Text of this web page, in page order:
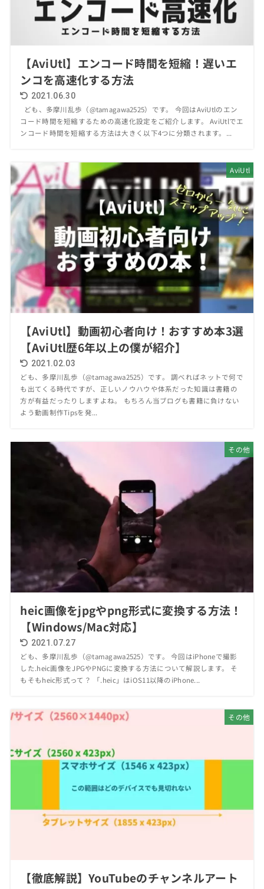
【AviUtl】エンコード時間を短縮！遅いエ
ンコを高速化する方法
2021.06.30
ども、多摩川乱歩（@tamagawa2525）です。 今回はAviUtlのエン
コード時間を短縮するための高速化設定をご紹介します。 AviUtlでエ
ンコード時間を短縮する方法は大きく以下4つに分類されます。...
AviUtl
【AviUtl】動画初心者向け！おすすめ本3選
【AviUtl歴6年以上の僕が紹介】
2021.02.03
ども、多摩川乱歩（@tamagawa2525）です。 調べればネットで何で
も出てくる時代ですが、正しいノウハウや体系だった知識は書籍の
方が有益だったりしますよね。 もちろん当ブログも書籍に負けない
よう動画制作Tipsを発...
その他
heic画像をjpgやpng形式に変換する方法！
【Windows/Mac対応】
2021.07.27
ども、多摩川乱歩（@tamagawa2525）です。 今回はiPhoneで撮影
した.heic画像をJPGやPNGに変換する方法について解説します。 そ
もそもheic形式って？ 「.heic」はiOS11以降のiPhone...
その他
【徹底解説】YouTubeのチャンネルアート